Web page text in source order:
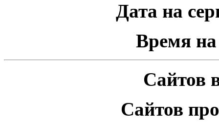
Дата на
Время на
Сайтов
Сайтов